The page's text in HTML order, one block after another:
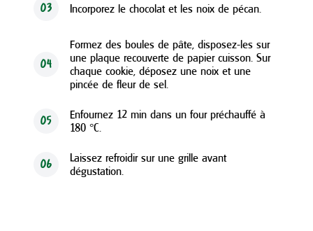
03 Incorporez le chocolat et les noix de pécan.
04
Formez des boules de pâte, disposez-les sur
une plaque recouverte de papier cuisson. Sur
chaque cookie, déposez une noix et une
pincée de fleur de sel.
05
Enfournez 12 min dans un four préchauffé à
180 °C.
06
Laissez refroidir sur une grille avant
dégustation.